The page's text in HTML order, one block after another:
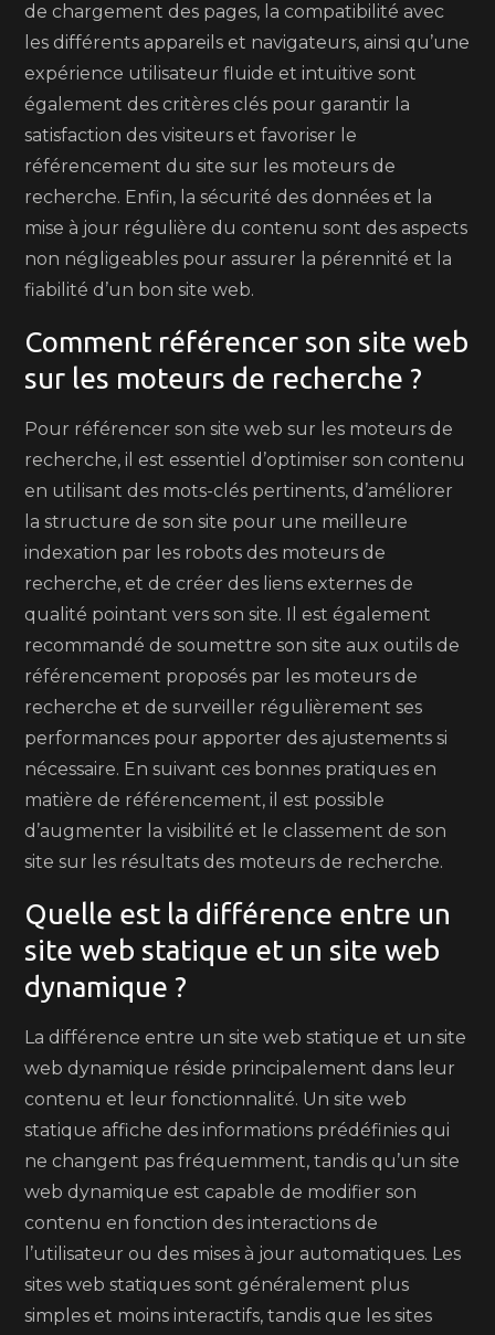
de chargement des pages, la compatibilité avec
les différents appareils et navigateurs, ainsi qu’une
expérience utilisateur fluide et intuitive sont
également des critères clés pour garantir la
satisfaction des visiteurs et favoriser le
référencement du site sur les moteurs de
recherche. Enfin, la sécurité des données et la
mise à jour régulière du contenu sont des aspects
non négligeables pour assurer la pérennité et la
fiabilité d’un bon site web.
Comment référencer son site web
sur les moteurs de recherche ?
Pour référencer son site web sur les moteurs de
recherche, il est essentiel d’optimiser son contenu
en utilisant des mots-clés pertinents, d’améliorer
la structure de son site pour une meilleure
indexation par les robots des moteurs de
recherche, et de créer des liens externes de
qualité pointant vers son site. Il est également
recommandé de soumettre son site aux outils de
référencement proposés par les moteurs de
recherche et de surveiller régulièrement ses
performances pour apporter des ajustements si
nécessaire. En suivant ces bonnes pratiques en
matière de référencement, il est possible
d’augmenter la visibilité et le classement de son
site sur les résultats des moteurs de recherche.
Quelle est la différence entre un
site web statique et un site web
dynamique ?
La différence entre un site web statique et un site
web dynamique réside principalement dans leur
contenu et leur fonctionnalité. Un site web
statique affiche des informations prédéfinies qui
ne changent pas fréquemment, tandis qu’un site
web dynamique est capable de modifier son
contenu en fonction des interactions de
l’utilisateur ou des mises à jour automatiques. Les
sites web statiques sont généralement plus
simples et moins interactifs, tandis que les sites